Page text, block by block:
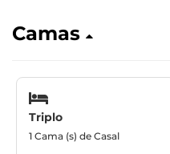
Camas
Triplo
1 Cama (s) de Casal